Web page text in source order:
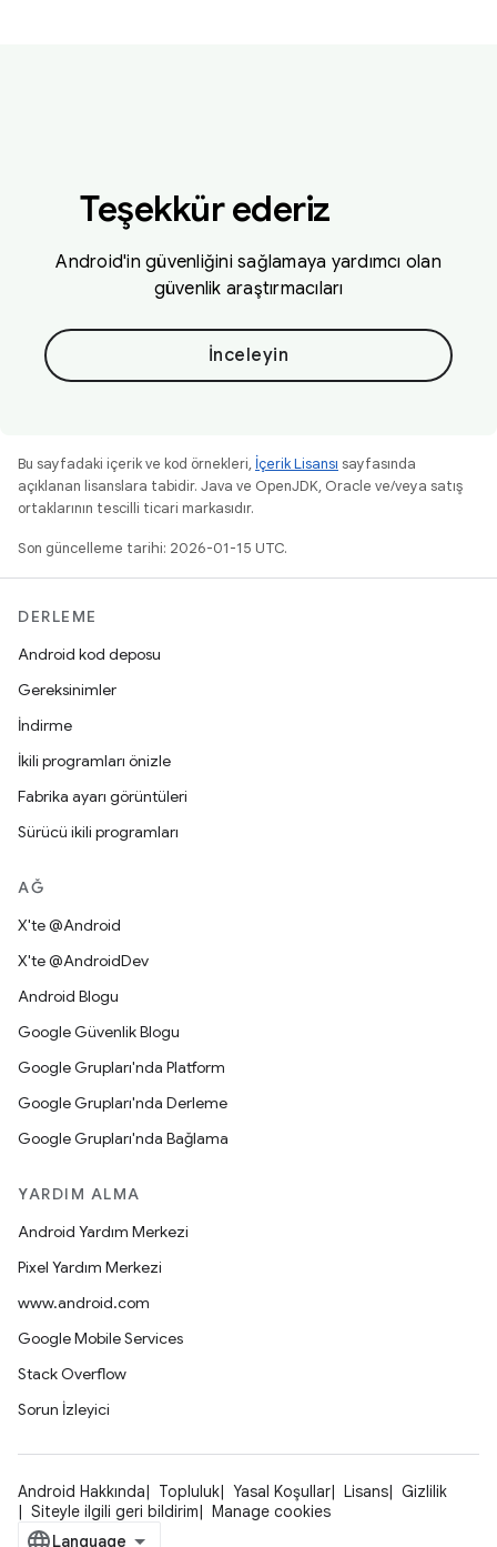
Teşekkür ederiz
Android'in güvenliğini sağlamaya yardımcı olan
güvenlik araştırmacıları
İnceleyin
Bu sayfadaki içerik ve kod örnekleri, İçerik Lisansı sayfasında
açıklanan lisanslara tabidir. Java ve OpenJDK, Oracle ve/veya satış
ortaklarının tescilli ticari markasıdır.
Son güncelleme tarihi: 2026-01-15 UTC.
DERLEME
Android kod deposu
Gereksinimler
İndirme
İkili programları önizle
Fabrika ayarı görüntüleri
Sürücü ikili programları
AĞ
X'te @Android
X'te @AndroidDev
Android Blogu
Google Güvenlik Blogu
Google Grupları'nda Platform
Google Grupları'nda Derleme
Google Grupları'nda Bağlama
YARDIM ALMA
Android Yardım Merkezi
Pixel Yardım Merkezi
www.android.com
Google Mobile Services
Stack Overflow
Sorun İzleyici
Android Hakkında Topluluk Yasal Koşullar Lisans
Gizlilik
Siteyle ilgili geri bildirim
Manage cookies